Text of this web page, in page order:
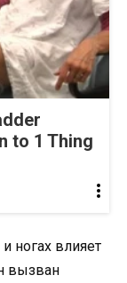
to 1 Thing
ногах влияет
вызван